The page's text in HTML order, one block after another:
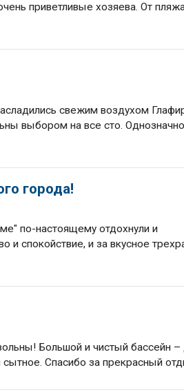
приветливые хозяева. От
свежим воздухом
выбором на все сто. Однозначно
города!
по-настоящему отдохнули и
и спокойствие, и за вкусное
Большой и чистый бассейн –
Спасибо за прекрасный